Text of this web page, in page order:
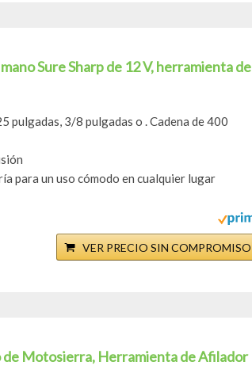
Sure Sharp de 12 V, herramienta de
pulgadas, 3/8 pulgadas o . Cadena de 400
para un uso cómodo en cualquier lugar
VER PRECIO SIN COMPROMISO
Motosierra, Herramienta de Afilador